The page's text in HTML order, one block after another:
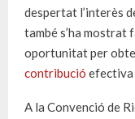
despertat l’interès
també s’ha mostrat
oportunitat per
contribució efectiva
A la Convenció de